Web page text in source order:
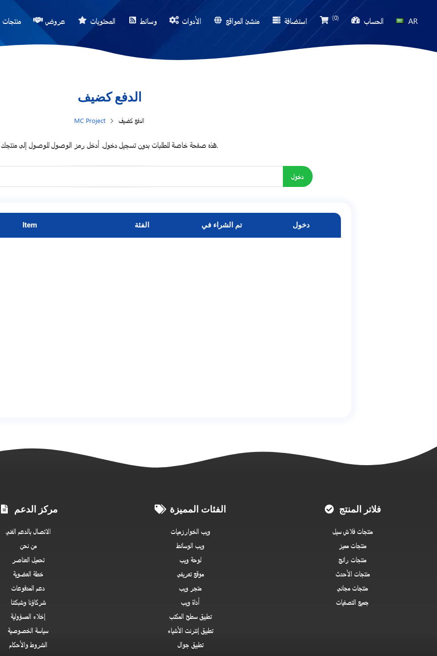
منتجات عروض المحتويات وسائط الأدوات منشئ المواقع استضافة (0) الحساب AR
الدفع كضيف
MC Project الدفع كضيف
هذه صفحة خاصة للطلبات بدون تسجيل دخول. أدخل رمز الوصول للوصول إلى منتجك.
دخول
Item الفئة تم الشراء في دخول
مركز الدعم
الاتصال بالدعم الفني
من نحن
تحميل العناصر
خطة العضوية
دعم المدفوعات
شركاؤنا وشبكتنا
إخلاء المسؤولية
سياسة الخصوصية
الشروط والأحكام
الفئات المميزة
ويب الخوارزميات
ويب الوسائط
لوحة ويب
موقع تعريفي
متجر ويب
أداة ويب
تطبيق سطح المكتب
تطبيق إنترنت الأشياء
تطبيق جوال
فلاتر المنتج
منتجات فلاش سيل
منتجات مميز
منتجات رائج
منتجات الأحدث
منتجات مجاني
جميع التصفيات